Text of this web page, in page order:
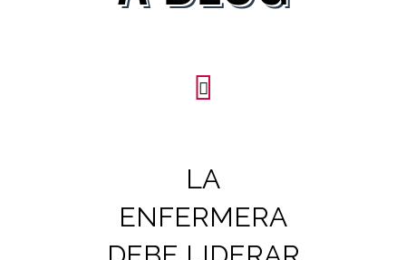
LA
ENFERMERA